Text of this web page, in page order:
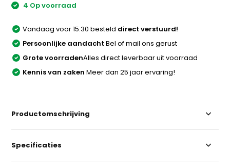
4 Op voorraad
Vandaag voor 15:30 besteld direct verstuurd!
Persoonlijke aandacht Bel of mail ons gerust
Grote voorradenAlles direct leverbaar uit voorraad
Kennis van zaken Meer dan 25 jaar ervaring!
Productomschrijving
Specificaties